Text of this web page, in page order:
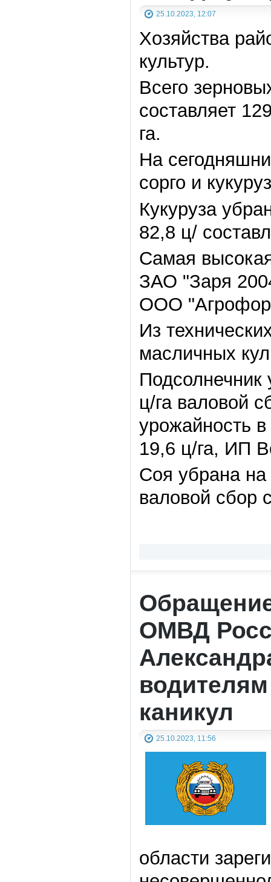
25.10.2023, 12:07
Хозяйства
культур.
Всего
составляет
га.
На
сорго и
Кукуруза
82,8 ц/
Самая
ЗАО "Заря
ООО "
Из
масличных
Подсолнечник
ц/га валовой
урожайность
19,6 ц/га, ИП
Соя убрана на
валовой сбор
ОМВД
каникул
25.10.2023, 11:56
области